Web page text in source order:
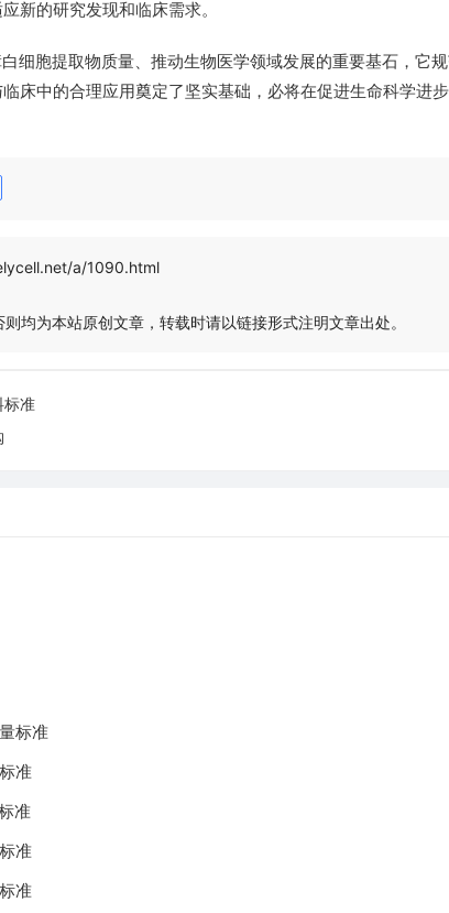
新的研究发现和临床需求。
细胞提取物质量、推动生物医学领域发展的重要基石，它
床中的合理应用奠定了坚实基础，必将在促进生命科学进
a/1090.html
均为本站原创文章，转载时请以链接形式注明文章出处。
标准
标准
准
准
准
准